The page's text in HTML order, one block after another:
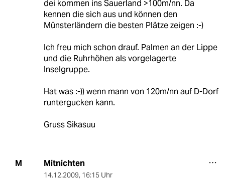
dei kommen ins Sauerland >100m/nn. Da
kennen die sich aus und können den
Münsterländern die besten Plätze zeigen :-)
Ich freu mich schon drauf. Palmen an der Lippe
und die Ruhrhöhen als vorgelagerte
Inselgruppe.
Hat was :-)) wenn mann von 120m/nn auf D-Dorf
runtergucken kann.
Gruss Sikasuu
M Mitnichten
14.12.2009, 16:15 Uhr